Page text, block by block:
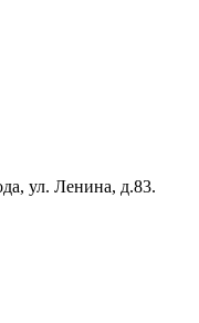
ул. Ленина, д.83.